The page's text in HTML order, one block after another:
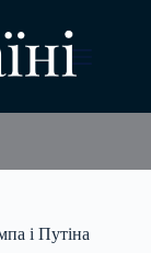
і Путіна